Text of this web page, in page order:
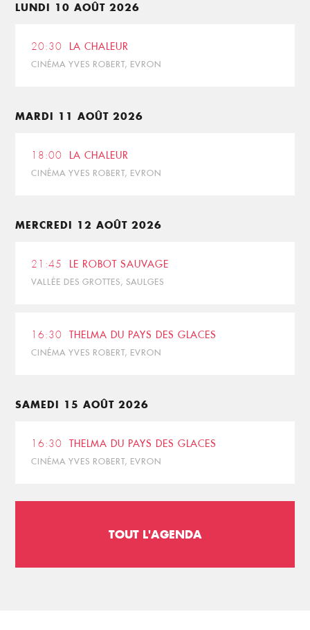
LUNDI 10 AOÛT 2026
20:30 LA CHALEUR
CINÉMA YVES ROBERT, EVRON
MARDI 11 AOÛT 2026
18:00 LA CHALEUR
CINÉMA YVES ROBERT, EVRON
MERCREDI 12 AOÛT 2026
21:45 LE ROBOT SAUVAGE
VALLÉE DES GROTTES, SAULGES
16:30 THELMA DU PAYS DES GLACES
CINÉMA YVES ROBERT, EVRON
SAMEDI 15 AOÛT 2026
16:30 THELMA DU PAYS DES GLACES
CINÉMA YVES ROBERT, EVRON
TOUT L'AGENDA